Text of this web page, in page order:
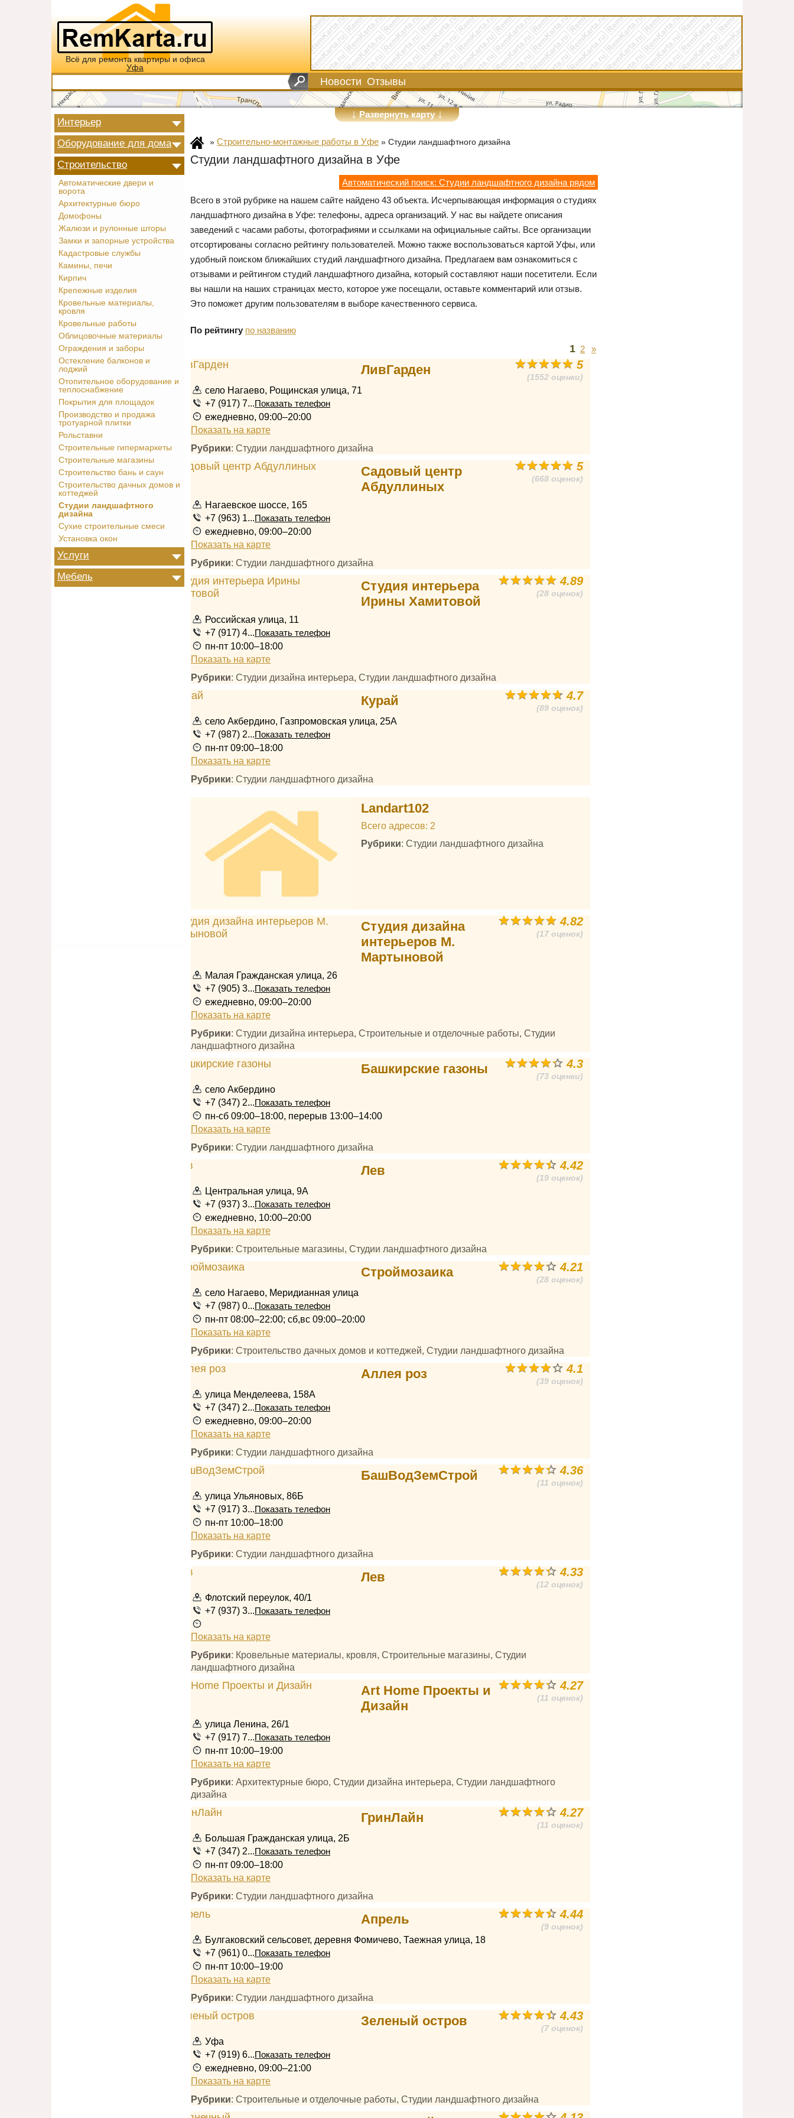
Всё для ремонта квартиры и офиса
Уфа
Новости Отзывы
↓Развернуть карту↓
Интерьер
Оборудование для дома
Строительство
Автоматические двери и
ворота
Архитектурные бюро
Домофоны
Жалюзи и рулонные шторы
Замки и запорные устройства
Кадастровые службы
Камины, печи
Кирпич
Крепежные изделия
Кровельные материалы,
кровля
Кровельные работы
Облицовочные материалы
Ограждения и заборы
Остекление балконов и
лоджий
Отопительное оборудование и
теплоснабжение
Покрытия для площадок
Производство и продажа
тротуарной плитки
Рольставни
Строительные гипермаркеты
Строительные магазины
Строительство бань и саун
Строительство дачных домов и
коттеджей
Студии ландшафтного
дизайна
Сухие строительные смеси
Установка окон
Услуги
Мебель
» Строительно-монтажные работы в Уфе » Студии ландшафтного дизайна
Студии ландшафтного дизайна в Уфе
Автоматический поиск: Студии ландшафтного дизайна рядом
Всего в этой рубрике на нашем сайте найдено 43 объекта. Исчерпывающая информация о студиях
ландшафтного дизайна в Уфе: телефоны, адреса организаций. У нас вы найдете описания
заведений с часами работы, фотографиями и ссылками на официальные сайты. Все организации
отсортированы согласно рейтингу пользователей. Можно также воспользоваться картой Уфы, или
удобный поиском ближайших студий ландшафтного дизайна. Предлагаем вам ознакомиться с
отзывами и рейтингом студий ландшафтного дизайна, который составляют наши посетители. Если
вы нашли на наших страницах место, которое уже посещали, оставьте комментарий или отзыв.
Это поможет другим пользователям в выборе качественного сервиса.
По рейтингу по названию
1 2 »
5
(1552 оценки)
ЛивГарден
село Нагаево, Рощинская улица, 71
+7 (917) 7...Показать телефон
ежедневно, 09:00–20:00
Показать на карте
Рубрики: Студии ландшафтного дизайна
5
(668 оценок)
Садовый центр
Абдуллиных
Нагаевское шоссе, 165
+7 (963) 1...Показать телефон
ежедневно, 09:00–20:00
Показать на карте
Рубрики: Студии ландшафтного дизайна
4.89
(28 оценок)
Студия интерьера
Ирины Хамитовой
Российская улица, 11
+7 (917) 4...Показать телефон
пн-пт 10:00–18:00
Показать на карте
Рубрики: Студии дизайна интерьера, Студии ландшафтного дизайна
4.7
(89 оценок)
Курай
село Акбердино, Газпромовская улица, 25А
+7 (987) 2...Показать телефон
пн-пт 09:00–18:00
Показать на карте
Рубрики: Студии ландшафтного дизайна
Landart102
Всего адресов: 2
Рубрики: Студии ландшафтного дизайна
4.82
(17 оценок)
Студия дизайна
интерьеров М.
Мартыновой
Малая Гражданская улица, 26
+7 (905) 3...Показать телефон
ежедневно, 09:00–20:00
Показать на карте
Рубрики: Студии дизайна интерьера, Строительные и отделочные работы, Студии
ландшафтного дизайна
4.3
(73 оценки)
Башкирские газоны
село Акбердино
+7 (347) 2...Показать телефон
пн-сб 09:00–18:00, перерыв 13:00–14:00
Показать на карте
Рубрики: Студии ландшафтного дизайна
4.42
(19 оценок)
Лев
Центральная улица, 9А
+7 (937) 3...Показать телефон
ежедневно, 10:00–20:00
Показать на карте
Рубрики: Строительные магазины, Студии ландшафтного дизайна
4.21
(28 оценок)
Строймозаика
село Нагаево, Меридианная улица
+7 (987) 0...Показать телефон
пн-пт 08:00–22:00; сб,вс 09:00–20:00
Показать на карте
Рубрики: Строительство дачных домов и коттеджей, Студии ландшафтного дизайна
4.1
(39 оценок)
Аллея роз
улица Менделеева, 158А
+7 (347) 2...Показать телефон
ежедневно, 09:00–20:00
Показать на карте
Рубрики: Студии ландшафтного дизайна
4.36
(11 оценок)
БашВодЗемСтрой
улица Ульяновых, 86Б
+7 (917) 3...Показать телефон
пн-пт 10:00–18:00
Показать на карте
Рубрики: Студии ландшафтного дизайна
4.33
(12 оценок)
Лев
Флотский переулок, 40/1
+7 (937) 3...Показать телефон
Показать на карте
Рубрики: Кровельные материалы, кровля, Строительные магазины, Студии
ландшафтного дизайна
4.27
(11 оценок)
Art Home Проекты и
Дизайн
улица Ленина, 26/1
+7 (917) 7...Показать телефон
пн-пт 10:00–19:00
Показать на карте
Рубрики: Архитектурные бюро, Студии дизайна интерьера, Студии ландшафтного
дизайна
4.27
(11 оценок)
ГринЛайн
Большая Гражданская улица, 2Б
+7 (347) 2...Показать телефон
пн-пт 09:00–18:00
Показать на карте
Рубрики: Студии ландшафтного дизайна
4.44
(9 оценок)
Апрель
Булгаковский сельсовет, деревня Фомичево, Таежная улица, 18
+7 (961) 0...Показать телефон
пн-пт 10:00–19:00
Показать на карте
Рубрики: Студии ландшафтного дизайна
4.43
(7 оценок)
Зеленый остров
Уфа
+7 (919) 6...Показать телефон
ежедневно, 09:00–21:00
Показать на карте
Рубрики: Строительные и отделочные работы, Студии ландшафтного дизайна